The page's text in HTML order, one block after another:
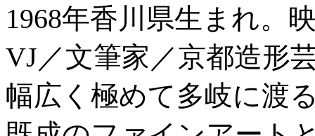
1968年香川県生まれ。
VJ／文筆家／京都造形
幅広く極めて多岐に渡